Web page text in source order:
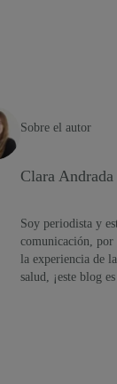
Sobre el autor
Clara Andrada
Soy periodista y
comunicación, por
la experiencia de
salud, ¡este blog